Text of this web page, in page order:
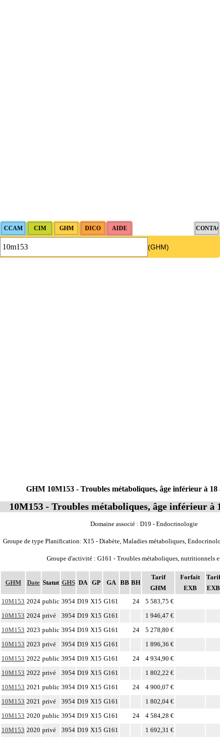
(GHM)
GHM Date Statut GHS DA GP GA BB BH
Tarif
GHM
Forfait
EXB
Tarif
EXB
10M153 2024 public 3954 D19 X15 G161 24
5 583,75 €
10M153 2024 privé 3954 D19 X15 G161
1 946,47 €
10M153 2023 public 3954 D19 X15 G161 24
5 278,80 €
10M153 2023 privé 3954 D19 X15 G161
1 896,36 €
10M153 2022 public 3954 D19 X15 G161 24
4 934,90 €
10M153 2022 privé 3954 D19 X15 G161
1 802,22 €
10M153 2021 public 3954 D19 X15 G161 24
4 900,07 €
10M153 2021 privé 3954 D19 X15 G161
1 802,04 €
10M153 2020 public 3954 D19 X15 G161 24
4 584,28 €
10M153 2020 privé 3954 D19 X15 G161
1 692,31 €
GHM 10M153 - Troubles métaboliques, âge inférieur à 18
10M153 - Troubles métaboliques, âge inférieur à
Domaine associé : D19 - Endocrinologie
Groupe de type Planification: X15 - Diabète, Maladies métaboliques,
Groupe d'activité : G161 - Troubles métaboliques, nutritionnels